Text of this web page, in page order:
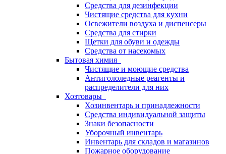
Средства для дезинфекции
Чистящие средства для кухни
Освежители воздуха и диспенсеры
Средства для стирки
Щетки для обуви и одежды
Средства от насекомых
Бытовая химия
Чистящие и моющие средства
Антигололедные реагенты и
распределители для них
Хозтовары
Хозинвентарь и принадлежности
Средства индивидуальной защиты
Знаки безопасности
Уборочный инвентарь
Инвентарь для складов и магазинов
Пожарное оборудование